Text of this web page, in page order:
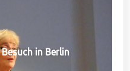
in Berlin